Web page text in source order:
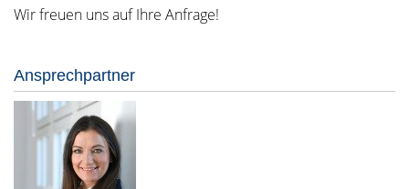
Wir freuen uns auf Ihre Anfrage!
Ansprechpartner